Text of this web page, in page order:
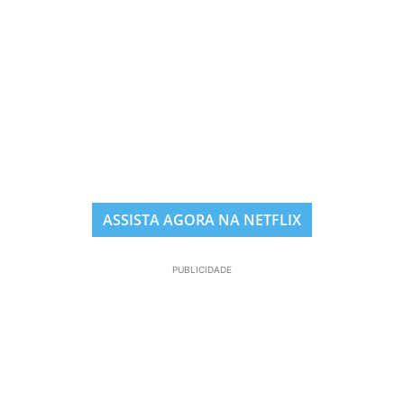
ASSISTA AGORA NA NETFLIX
PUBLICIDADE